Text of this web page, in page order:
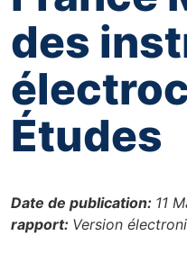
des
Études
Date de publication: 11
rapport: Version